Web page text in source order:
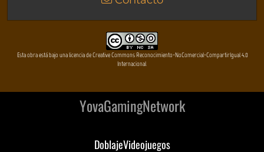
Esta obra está bajo una licencia de Creative Commons Reconocimiento-NoComercial-CompartirIgual 4.0
Internacional
YovaGamingNetwork
DoblajeVideojuegos